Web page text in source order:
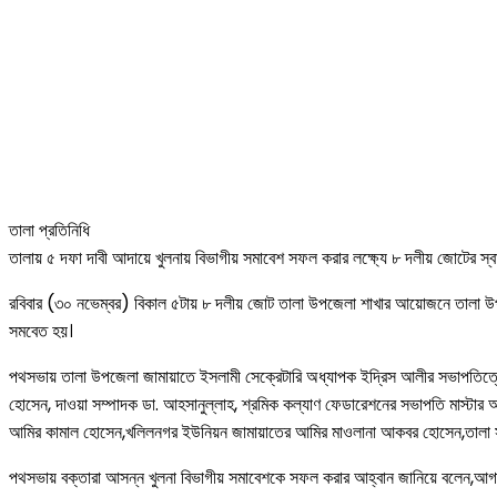
তালা প্রতিনিধি
তালায় ৫ দফা দাবী আদায়ে খুলনায় বিভাগীয় সমাবেশ সফল করার লক্ষ্যে ৮ দলীয় জোটের
রবিবার (৩০ নভেম্বর) বিকাল ৫টায় ৮ দলীয় জোট তালা উপজেলা শাখার আয়োজনে তালা
সমবেত হয়।
পথসভায় তালা উপজেলা জামায়াতে ইসলামী সেক্রেটারি অধ্যাপক ইদ্রিস আলীর
হোসেন, দাওয়া সম্পাদক ডা. আহসানুল্লাহ, শ্রমিক কল্যাণ ফেডারেশনের সভাপতি মাস্টার
আমির কামাল হোসেন,খলিলনগর ইউনিয়ন জামায়াতের আমির মাওলানা আকবর
পথসভায় বক্তারা আসন্ন খুলনা বিভাগীয় সমাবেশকে সফল করার আহ্বান জানিয়ে